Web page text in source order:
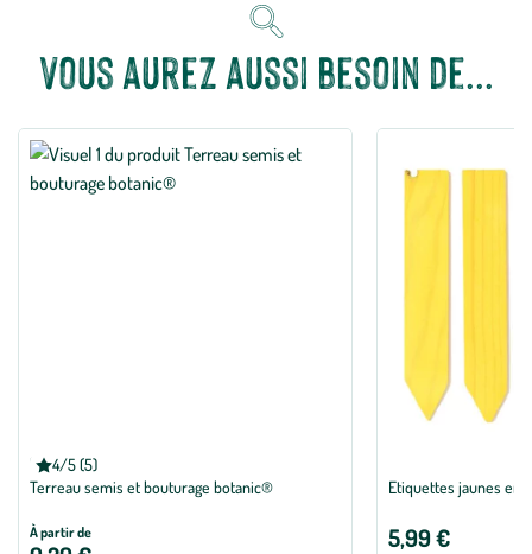
Vous aurez aussi besoin de...
4/5 (5)
Note moyenne de 4 sur 5 avec 5 avis
BOTANIC®
Terreau semis et bouturage botanic®
À partir de
Etiquettes jaunes en
5,99 €